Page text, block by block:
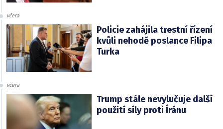
včera
Policie zahájila trestní řízení
kvůli nehodě poslance Filipa
Turka
včera
Trump stále nevylučuje další
použití síly proti Íránu